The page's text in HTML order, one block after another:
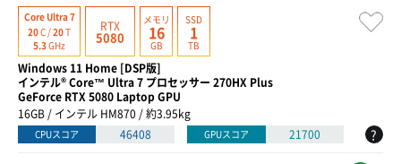
Core Ultra 7
20C /20T
5.3GHz
RTX
5080
メモリ
16
GB
SSD
1
TB
Windows 11 Home [DSP版]
インテル® Core™ Ultra 7 プロセッサー 270HX Plus
GeForce RTX 5080 Laptop GPU
16GB / インテル HM870 / 約3.95kg
CPUスコア 46408 GPUスコア 21700 ?